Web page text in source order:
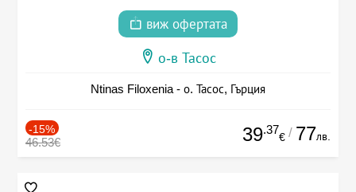
виж офертата
о-в Тасос
Ntinas Filoxenia - о. Тасос, Гърция
-15%
46.53€ 39.37
€ / 77лв.